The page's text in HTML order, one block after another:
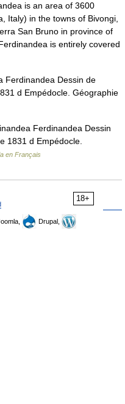
is an area of 3600
Italy) in the towns of Bivongi,
San Bruno in province of
is entirely covered
Ferdinandea Dessin de
d Empédocle. Géographie
Ferdinandea Dessin
1831 d Empédocle.
en Français
18+
Drupal,